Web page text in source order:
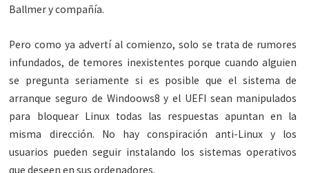
Ballmer y compañía.
Pero como ya advertí al comienzo, solo se trata de rumores
infundados, de temores inexistentes porque cuando alguien
se pregunta seriamente si es posible que el sistema de
arranque seguro de Windoows8 y el UEFI sean manipulados
para bloquear Linux todas las respuestas apuntan en la
misma dirección. No hay conspiración anti-Linux y los
usuarios pueden seguir instalando los sistemas operativos
que deseen en sus ordenadores.